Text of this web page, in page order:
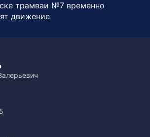
трамваи №7 временно
движение